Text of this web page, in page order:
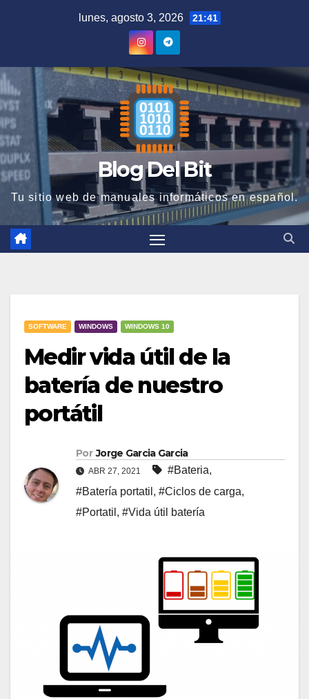
lunes, agosto 3, 2026 21:41
Blog Del Bit
Tu sitio web de manuales informáticos en español.
SOFTWARE WINDOWS WINDOWS 10
Medir vida útil de la
batería de nuestro
portátil
Por Jorge Garcia Garcia
ABR 27, 2021 #Bateria,
#Batería portatil , #Ciclos de carga,
#Portatil , #Vida útil batería